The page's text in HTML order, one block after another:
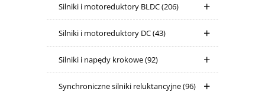
Silniki i motoreduktory BLDC(206)
Silniki i motoreduktory DC(43)
Silniki i napędy krokowe(92)
Synchroniczne silniki reluktancyjne(96)